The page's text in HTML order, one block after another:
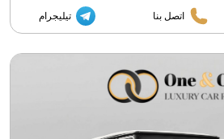
اتصل بنا تيليجرام